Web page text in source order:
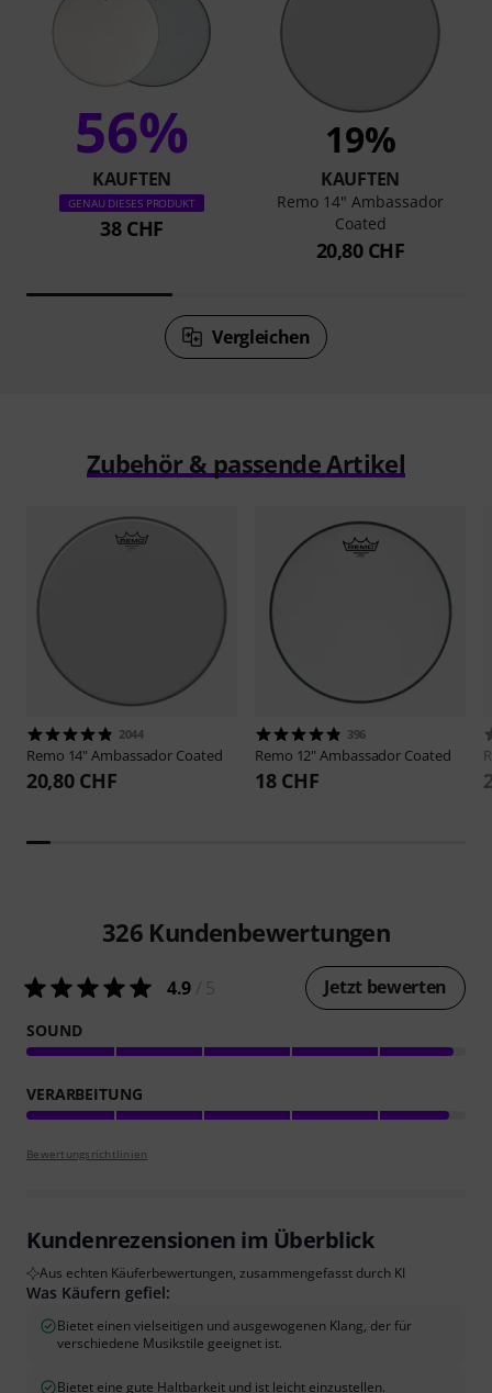
56%
KAUFTEN
GENAU DIESES PRODUKT
38 CHF
19%
KAUFTEN
Remo 14" Ambassador
Coated
20,80 CHF
Vergleichen
Zubehör & passende Artikel
2044
Remo 14" Ambassador Coated
20,80 CHF
396
Remo 12" Ambassador Coated
18 CHF
326 Kundenbewertungen
4.9 Jetzt bewerten
SOUND
VERARBEITUNG
Bewertungsrichtlinien
Kundenrezensionen im Überblick
Aus echten Käuferbewertungen, zusammengefasst durch KI
Was Käufern gefiel:
Bietet einen vielseitigen und ausgewogenen Klang, der für
verschiedene Musikstile geeignet ist.
Bietet eine gute Haltbarkeit und ist leicht einzustellen.